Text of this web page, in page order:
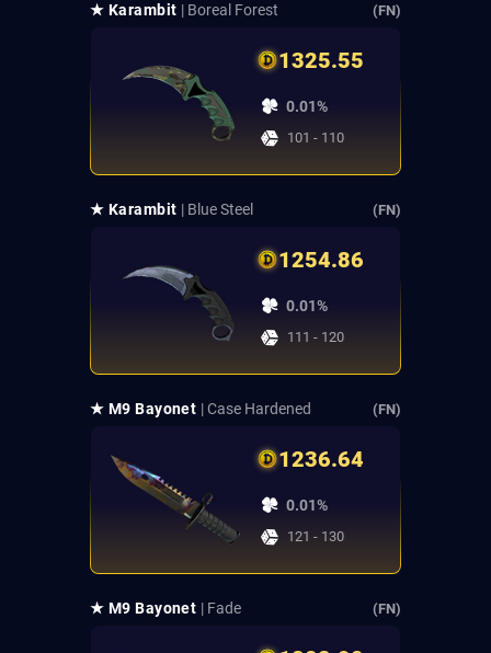
★ Karambit | Boreal Forest (FN)
1325.55
0.01%
101 - 110
★ Karambit | Blue Steel (FN)
1254.86
0.01%
111 - 120
★ M9 Bayonet | Case Hardened (FN)
1236.64
0.01%
121 - 130
★ M9 Bayonet | Fade (FN)